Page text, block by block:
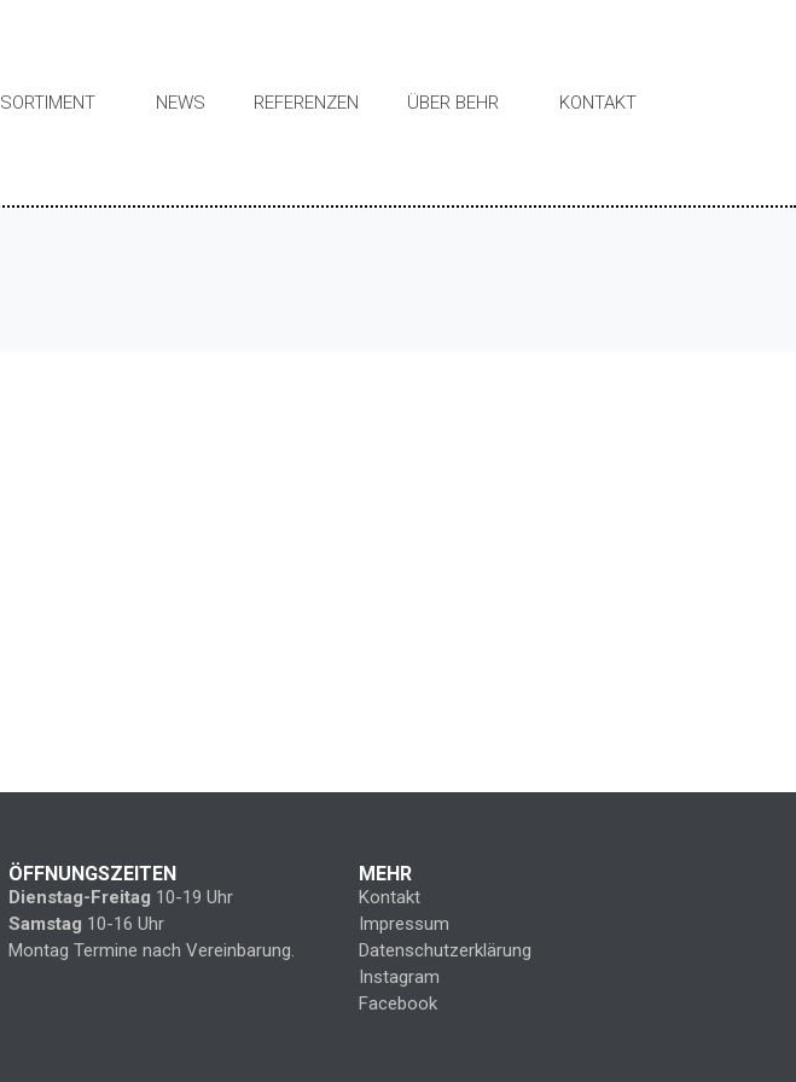
SORTIMENT NEWS REFERENZEN ÜBER BEHR KONTAKT
ÖFFNUNGSZEITEN
Dienstag-Freitag 10-19 Uhr
Samstag 10-16 Uhr
Montag Termine nach Vereinbarung.
MEHR
Kontakt
Impressum
Datenschutzerklärung
Instagram
Facebook